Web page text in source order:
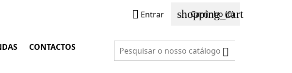
 Entrar shopping_cart
Carrinho (0)
CONTACTOS 